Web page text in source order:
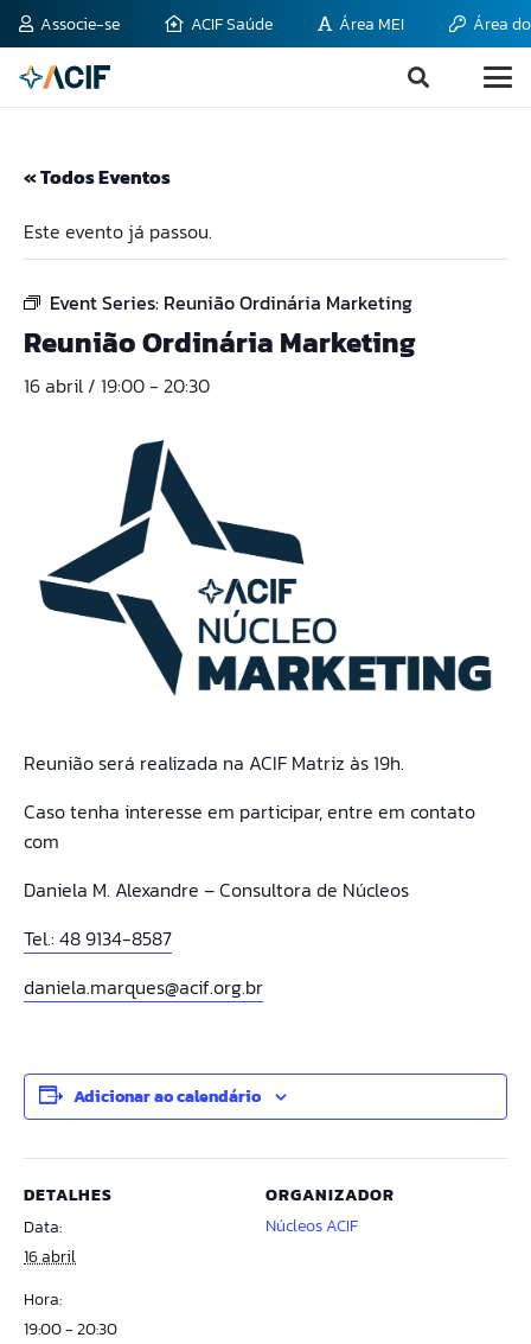
Associe-se ACIF Saúde Área MEI Área
« Todos Eventos
Este evento já passou.
Event Series: Reunião Ordinária Marketing
Reunião Ordinária Marketing
16 abril / 19:00- 20:30
Reunião será realizada na ACIF Matriz às 19h.
Caso tenha interesse em participar, entre em contato
com
Daniela M. Alexandre – Consultora de Núcleos
Tel.: 48 9134-8587
daniela.marques@acif.org.br
Adicionar ao calendário
DETALHES
Data:
16 abril
Hora:
19:00 - 20:30
ORGANIZADOR
Núcleos ACIF